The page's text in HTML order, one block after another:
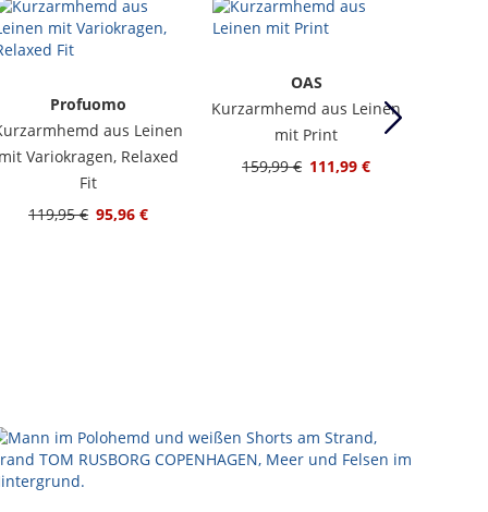
Profuomo
aus Leinen
mit Variokragen, Relaxed
Fit
119,95 € 95,96 €
OAS
Kurzarmhemd aus Leinen
mit Print
159,99 € 111,99 €